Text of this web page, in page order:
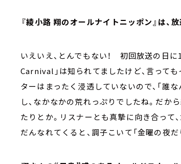
――『綾小路 翔のオールナイトニッポン』は
いえいえ、とんでもない！ 初回放送の日
Carnival」は知られてましたけど、言って
ターはまったく浸透していないので、「誰
し、なかなかの荒れっぷりでしたね。だか
たりとか。リスナーとも真摯に向き合って
だんなれてくると、調子こいて「金曜の夜だ